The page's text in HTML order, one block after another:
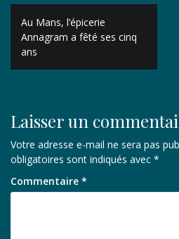
Navigation
de
l’article
Au Mans, l’épicerie
Annagram a fêté ses cinq
ans
Laisser un
Votre adresse e-mail ne sera pas
obligatoires sont indiqués avec *
Commentaire *